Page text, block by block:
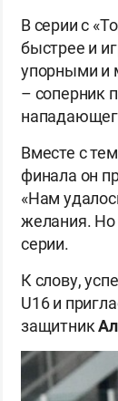
В серии с
быстрее и
упорными и
– соперник
Вместе с
финала он
«Нам
желания. Но
серии.
К слову,
U16 и
защитник